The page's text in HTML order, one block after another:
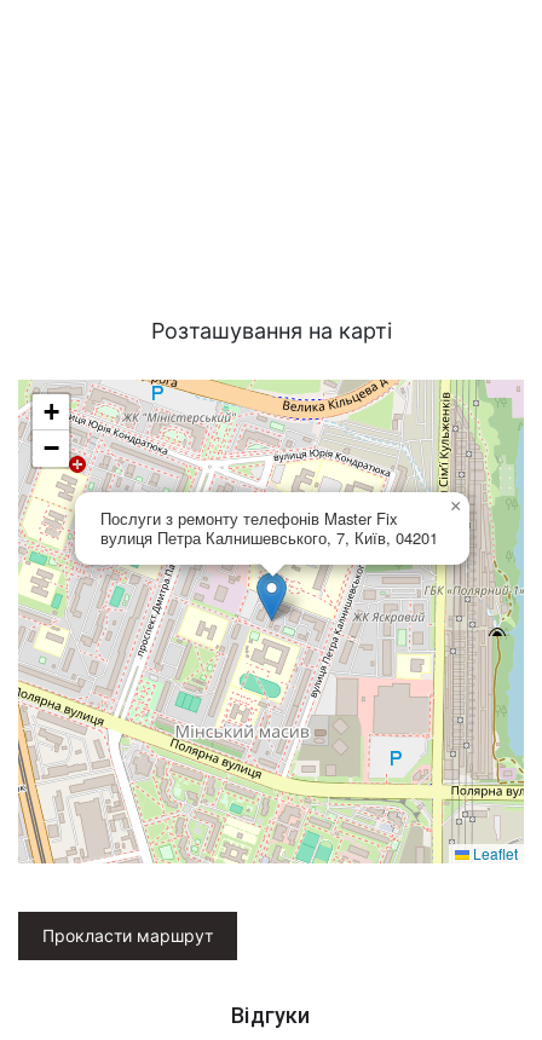
Розташування на карті
Послуги з ремонту телефонів Master Fix
вулиця Петра Калнишевського, 7, Київ, 04201
×
+
−
Leaflet
Прокласти маршрут
Відгуки